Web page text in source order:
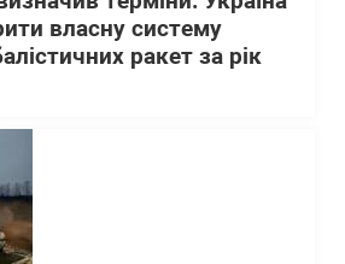
власну систему
ракет за рік